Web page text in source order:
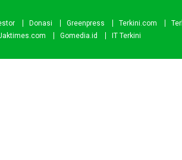
Donasi Greenpress Terkini.com
Gomedia.id IT Terkini